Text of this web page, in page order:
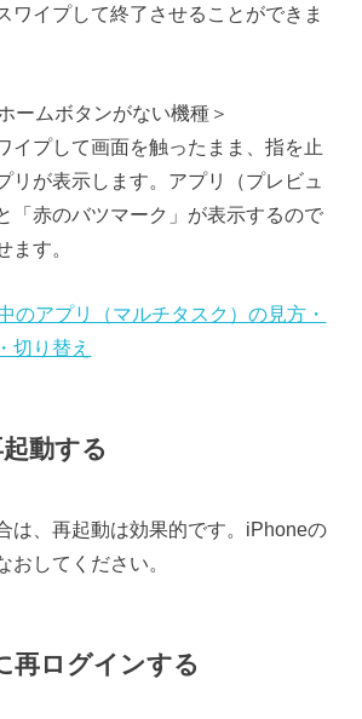
ワイプして終了させることができま
ームボタンがない機種＞
イプして画面を触ったまま、指を止
リが表示します。アプリ（プレビュ
「赤のバツマーク」が表示するので
ます。
のアプリ（マルチタスク）の見方・
切り替え
動する
は、再起動は効果的です。iPhoneの
おしてください。
再ログインする